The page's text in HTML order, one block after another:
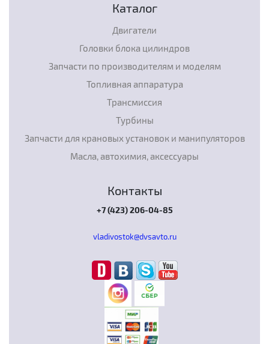
Каталог
Двигатели
Головки блока цилиндров
Запчасти по производителям и моделям
Топливная аппаратура
Трансмиссия
Турбины
Запчасти для крановых установок и манипуляторов
Масла, автохимия, аксессуары
Контакты
+7 (423) 206-04-85
vladivostok@dvsavto.ru